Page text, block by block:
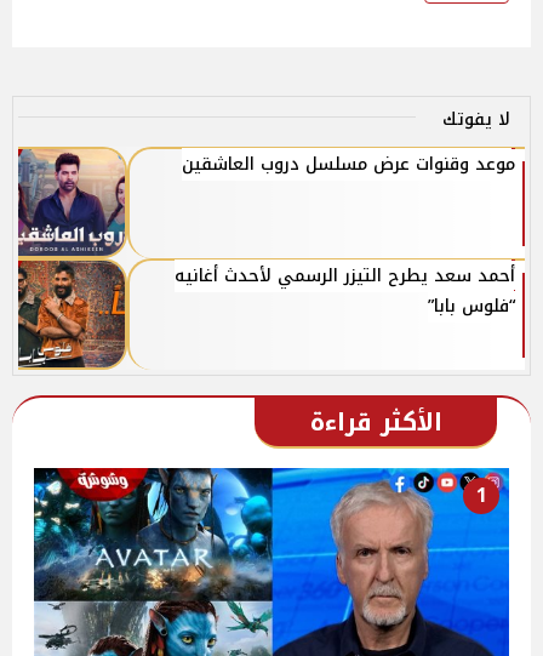
لا يفوتك
موعد وقنوات عرض مسلسل دروب العاشقين
أحمد سعد يطرح التيزر الرسمي لأحدث أغانيه
“فلوس بابا”
الأكثر قراءة
1